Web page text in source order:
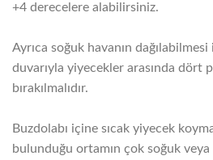
+4 derecelere alabilirsiniz.
Ayrıca soğuk havanın
duvarıyla yiyecekler arasında dört
bırakılmalıdır.
Buzdolabı içine sıcak yiyecek
bulunduğu ortamın çok soğuk veya